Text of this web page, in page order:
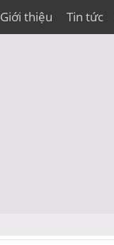
Giới thiệu Tin tức